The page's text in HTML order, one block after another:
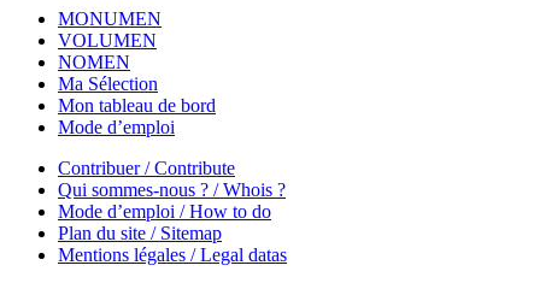
MONUMEN
VOLUMEN
NOMEN
Ma Sélection
Mon tableau de bord
Mode d’emploi
Contribuer / Contribute
Qui sommes-nous ? / Whois ?
Mode d’emploi / How to do
Plan du site / Sitemap
Mentions légales / Legal datas